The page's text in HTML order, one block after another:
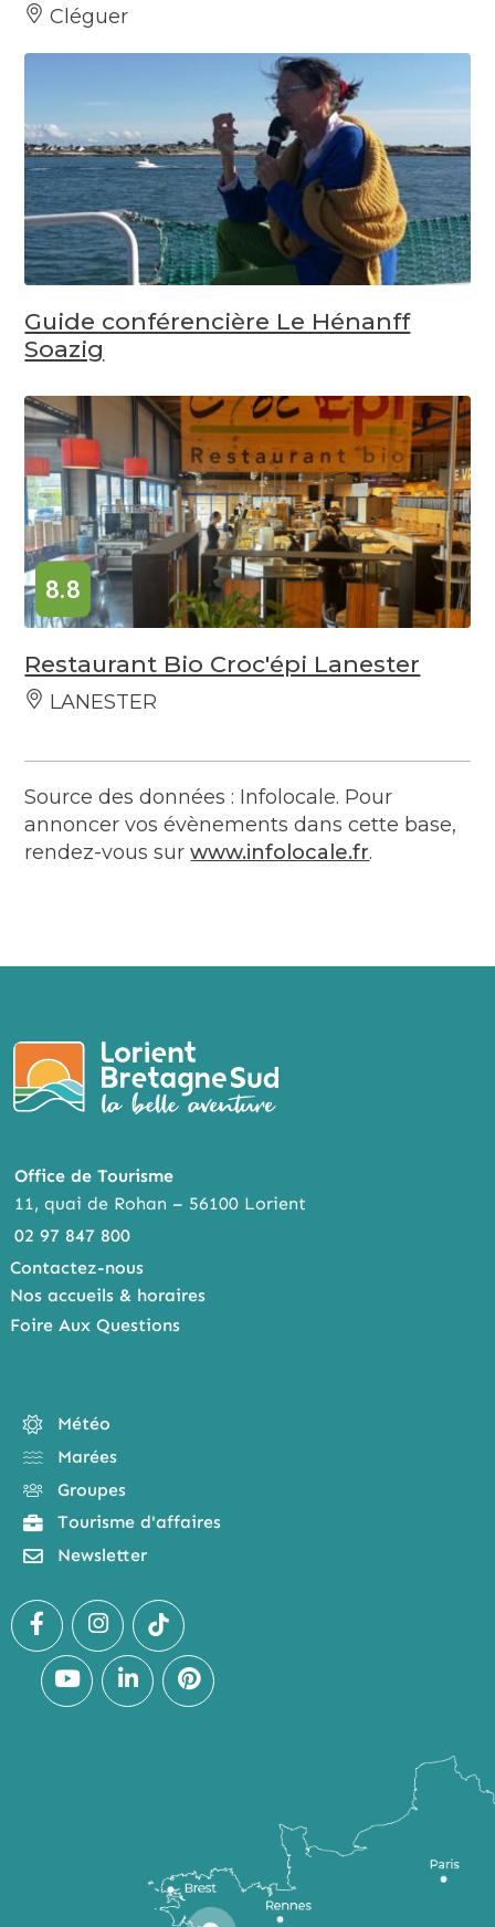
Cléguer
Guide conférencière Le Hénanff
Soazig
8.8
Restaurant Bio Croc'épi Lanester
LANESTER
Source des données : Infolocale. Pour
annoncer vos évènements dans cette base,
rendez-vous surwww.infolocale.fr.
Office de Tourisme
11, quai de Rohan – 56100 Lorient
02 97 847 800
Contactez-nous
Nos accueils & horaires
Foire Aux Questions
Météo
Marées
Groupes
Tourisme d'affaires
Newsletter